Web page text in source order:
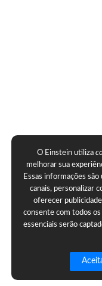
O Einstein utiliza
melhorar sua
Essas informações
canais, personalizar
oferecer
consente com todos
essenciais serão